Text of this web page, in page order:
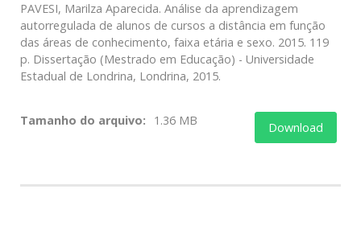
PAVESI, Marilza Aparecida. Análise da aprendizagem
autorregulada de alunos de cursos a distância em função
das áreas de conhecimento, faixa etária e sexo. 2015. 119
p. Dissertação (Mestrado em Educação) - Universidade
Estadual de Londrina, Londrina, 2015.
Tamanho do arquivo: 1.36 MB Download